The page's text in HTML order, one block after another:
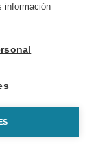
información